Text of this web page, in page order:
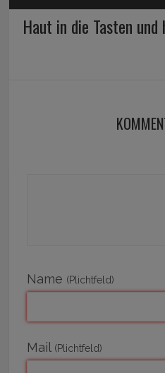
Haut in die Tasten
Name (Plichtfeld)
Mail (Plichtfeld)